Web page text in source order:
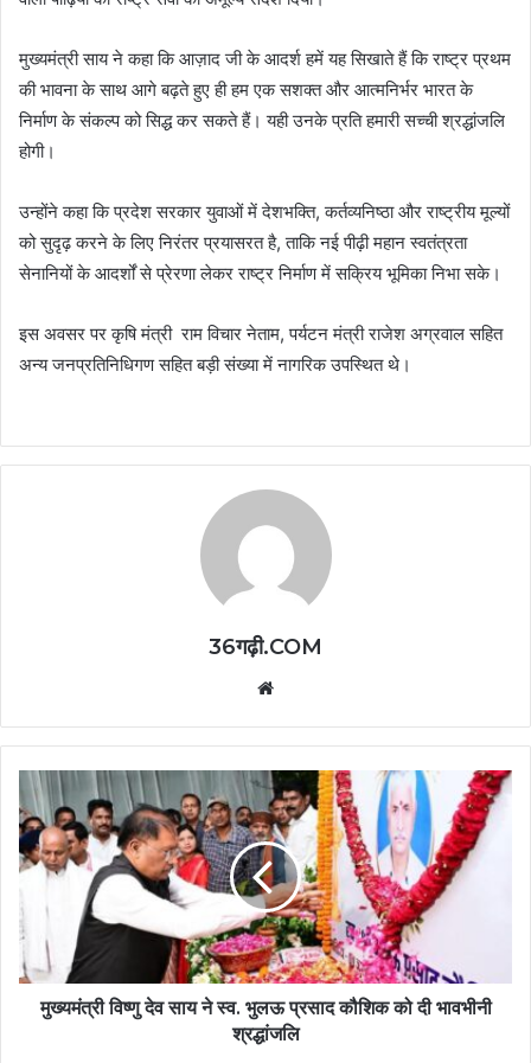
मुख्यमंत्री साय ने कहा कि आज़ाद जी के आदर्श हमें यह सिखाते हैं कि राष्ट्र प्रथम
की भावना के साथ आगे बढ़ते हुए ही हम एक सशक्त और आत्मनिर्भर भारत के
निर्माण के संकल्प को सिद्ध कर सकते हैं। यही उनके प्रति हमारी सच्ची श्रद्धांजलि
होगी।
उन्होंने कहा कि प्रदेश सरकार युवाओं में देशभक्ति, कर्तव्यनिष्ठा और राष्ट्रीय मूल्यों
को सुदृढ़ करने के लिए निरंतर प्रयासरत है, ताकि नई पीढ़ी महान स्वतंत्रता
सेनानियों के आदर्शों से प्रेरणा लेकर राष्ट्र निर्माण में सक्रिय भूमिका निभा सके।
इस अवसर पर कृषि मंत्री राम विचार नेताम, पर्यटन मंत्री राजेश अग्रवाल सहित
अन्य जनप्रतिनिधिगण सहित बड़ी संख्या में नागरिक उपस्थित थे।
36गढ़ी.COM
मुख्यमंत्री विष्णु देव साय ने स्व. भुलऊ प्रसाद कौशिक को दी भावभीनी
श्रद्धांजलि